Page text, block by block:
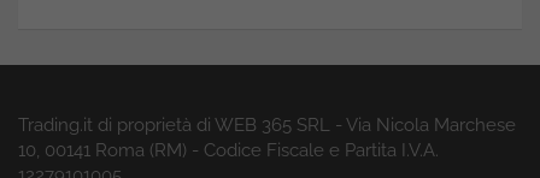
Trading.it di proprietà di WEB 365 SRL - Via Nicola Marchese
10, 00141 Roma (RM) - Codice Fiscale e Partita I.V.A.